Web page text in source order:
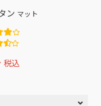
ン マット
税込